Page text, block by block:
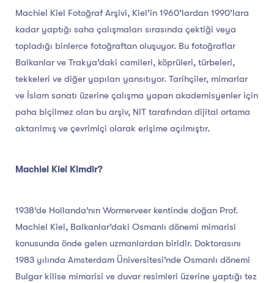
Machiel Kiel Fotoğraf Arşivi, Kiel’in 1960’lardan 1990’lara
kadar yaptığı saha çalışmaları sırasında çektiği veya
topladığı binlerce fotoğraftan oluşuyor. Bu fotoğraflar
Balkanlar ve Trakya’daki camileri, köprüleri, türbeleri,
tekkeleri ve diğer yapıları yansıtıyor. Tarihçiler, mimarlar
ve İslam sanatı üzerine çalışma yapan akademisyenler için
paha biçilmez olan bu arşiv, NIT tarafından dijital ortama
aktarılmış ve çevrimiçi olarak erişime açılmıştır.
Machiel Kiel Kimdir?
1938’de Hollanda’nın Wormerveer kentinde doğan Prof.
Machiel Kiel, Balkanlar’daki Osmanlı dönemi mimarisi
konusunda önde gelen uzmanlardan biridir. Doktorasını
1983 yılında Amsterdam Üniversitesi’nde Osmanlı dönemi
Bulgar kilise mimarisi ve duvar resimleri üzerine yaptığı tez